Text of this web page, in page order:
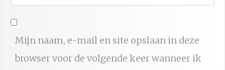
*
i
*
b
Mijn naam, e-mail en site opslaan in deze
browser voor de volgende keer wanneer ik